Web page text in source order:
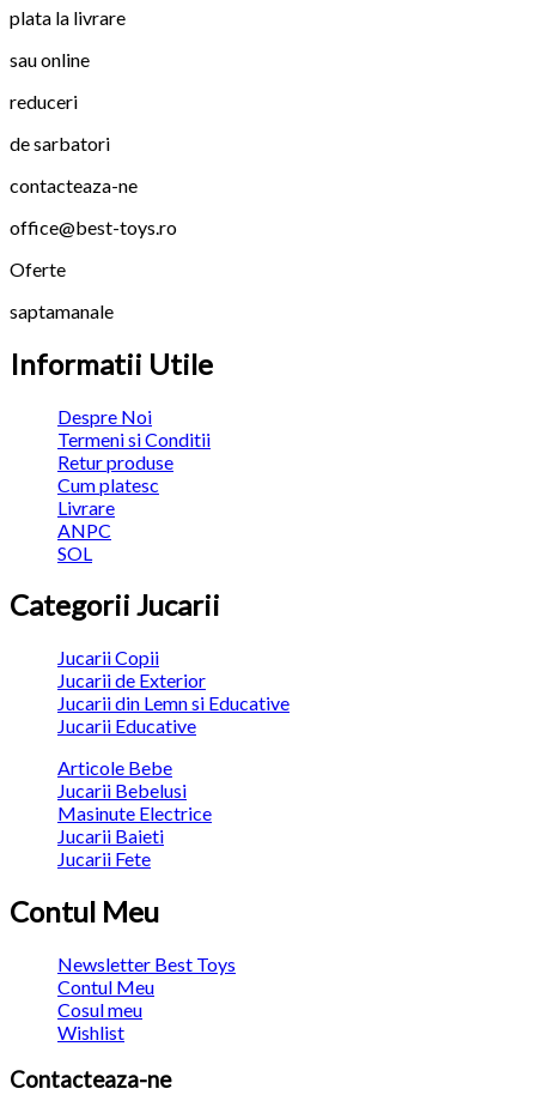
plata la livrare
sau online
reduceri
de sarbatori
contacteaza-ne
office@best-toys.ro
Oferte
saptamanale
Informatii Utile
Despre Noi
Termeni si Conditii
Retur produse
Cum platesc
Livrare
ANPC
SOL
Categorii Jucarii
Jucarii Copii
Jucarii de Exterior
Jucarii din Lemn si Educative
Jucarii Educative
Articole Bebe
Jucarii Bebelusi
Masinute Electrice
Jucarii Baieti
Jucarii Fete
Contul Meu
Newsletter Best Toys
Contul Meu
Cosul meu
Wishlist
Contacteaza-ne